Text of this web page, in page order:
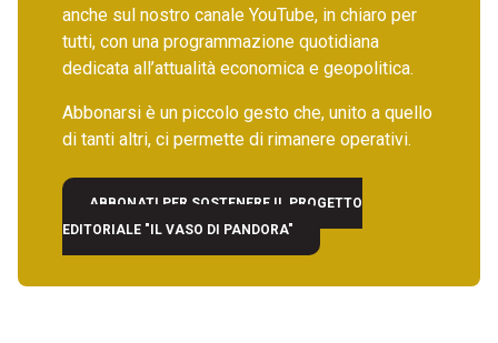
anche sul nostro canale YouTube, in chiaro per
tutti, con una programmazione quotidiana
dedicata all’attualità economica e geopolitica.
Abbonarsi è un piccolo gesto che, unito a quello
di tanti altri, ci permette di rimanere operativi.
ABBONATI PER SOSTENERE IL PROGETTO
EDITORIALE "IL VASO DI PANDORA"